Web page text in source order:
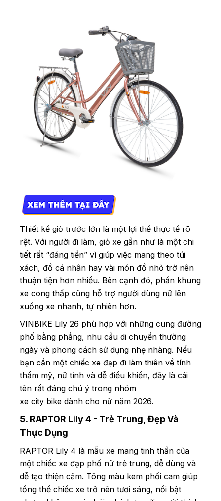
Thiết kế giỏ trước lớn là một lợi thế thực tế rõ
rệt. Với người đi làm, giỏ xe gần như là một chi
tiết rất “đáng tiền” vì giúp việc mang theo túi
xách, đồ cá nhân hay vài món đồ nhỏ trở nên
thuận tiện hơn nhiều. Bên cạnh đó, phần khung
xe cong thấp cũng hỗ trợ người dùng nữ lên
xuống xe nhanh, tự nhiên hơn.
VINBIKE Lily 26 phù hợp với những cung đường
phố bằng phẳng, nhu cầu di chuyển thường
ngày và phong cách sử dụng nhẹ nhàng. Nếu
bạn cần một chiếc xe đạp đi làm thiên về tính
thẩm mỹ, nữ tính và dễ điều khiển, đây là cái
tên rất đáng chú ý trong nhóm
xe city bike dành cho nữ năm 2026.
5. RAPTOR Lily 4 - Trẻ Trung, Đẹp Và
Thực Dụng
RAPTOR Lily 4 là mẫu xe mang tinh thần của
một chiếc xe đạp phố nữ trẻ trung, dễ dùng và
dễ tạo thiện cảm. Tông màu kem phối cam giúp
tổng thể chiếc xe trở nên tươi sáng, nổi bật